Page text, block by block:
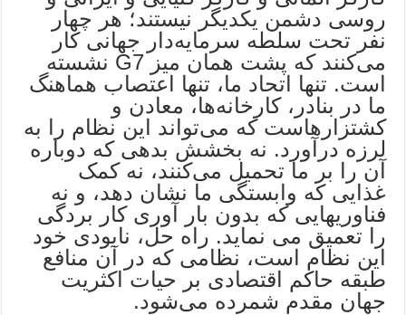
روسی دشمن یکدیگر نیستند؛ هر چهار
نفر تحت سلطه سرمایه‌دار جهانی کار
می‌کنند که پشت همان میز G7 نشسته
است. تنها اتحاد ما، تنها اعتصاب هماهنگ
ما در بنادر، کارخانه‌ها، معادن و
کشتزارهاست که می‌تواند این نظام را به
لرزه درآورد. نه بخشش بدهی که دوباره
آن را بر ما تحمیل می‌کنند، نه کمک
غذایی که وابستگی ما نشان دهد، و نه
فناوریهایی که بدون بار آوری کار بردگی
را تعمیق می نماید. راه حل، نابودی خود
این نظام است، نظامی که در آن منافع
طبقه حاکم اقتصادی بر حیات اکثریت
جهان مقدم شمرده می‌شود.